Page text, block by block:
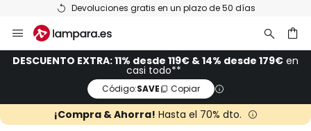
Devoluciones gratis en un plazo de 50 días
al
contenido
DESCUENTO EXTRA: 11% desde 119€ & 14% desde 179€ en
casi todo**
Código:SAVE Copiar
¡Compra & Ahorra! Hasta el 70% dto.